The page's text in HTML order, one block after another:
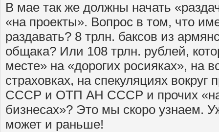
В мае так же должны начать
«на проекты». Вопрос в том, что
раздавать? 8 трлн. баксов из
общака? Или 108 трлн. рублей,
месте» на «дорогих росияках», на
страховках, на спекуляциях
СССР и ОТП АН СССР и прочих
бизнесах»? Это мы скоро узнаем.
может и раньше!